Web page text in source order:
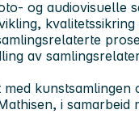
og audiovisuelle
av
med kunstsamlingen
i samarbeid